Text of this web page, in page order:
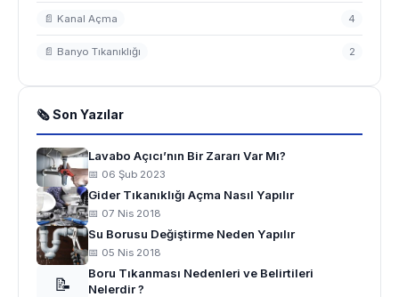
📄 Kanal Açma 4
📄 Banyo Tıkanıklığı 2
🗞 Son Yazılar
Lavabo Açıcı’nın Bir Zararı Var Mı?
📅 06 Şub 2023
Gider Tıkanıklığı Açma Nasıl Yapılır
📅 07 Nis 2018
Su Borusu Değiştirme Neden Yapılır
📅 05 Nis 2018
📝
Boru Tıkanması Nedenleri ve Belirtileri
Nelerdir ?